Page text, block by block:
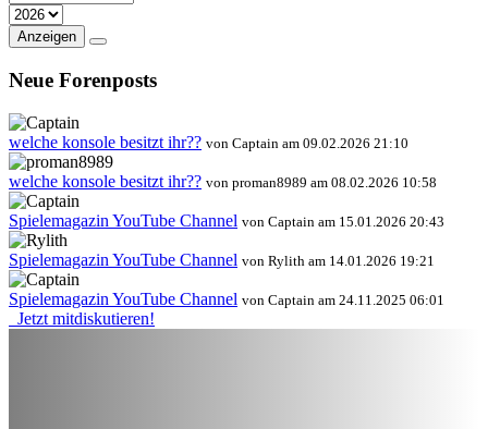
Anzeigen
Neue Forenposts
welche konsole besitzt ihr?? von Captain am 09.02.2026 21:10
welche konsole besitzt ihr?? von proman8989 am 08.02.2026 10:58
Spielemagazin YouTube Channel von Captain am 15.01.2026 20:43
Spielemagazin YouTube Channel von Rylith am 14.01.2026 19:21
Spielemagazin YouTube Channel von Captain am 24.11.2025 06:01
Jetzt mitdiskutieren!